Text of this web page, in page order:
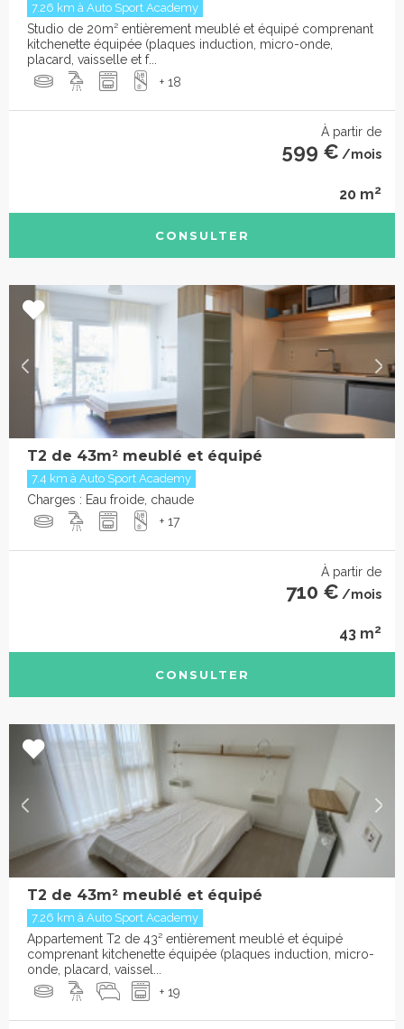
7.26 km à Auto Sport Academy
Studio de 20m² entièrement meublé et équipé comprenant
kitchenette équipée (plaques induction, micro-onde,
placard, vaisselle et f...
+ 18
À partir de
599 € /mois
20 m2
CONSULTER
T2 de 43m² meublé et équipé
7.4 km à Auto Sport Academy
Charges : Eau froide, chaude
+ 17
À partir de
710 € /mois
43 m2
CONSULTER
T2 de 43m² meublé et équipé
7.26 km à Auto Sport Academy
Appartement T2 de 43² entièrement meublé et équipé
comprenant kitchenette équipée (plaques induction, micro-
onde, placard, vaissel...
+ 19